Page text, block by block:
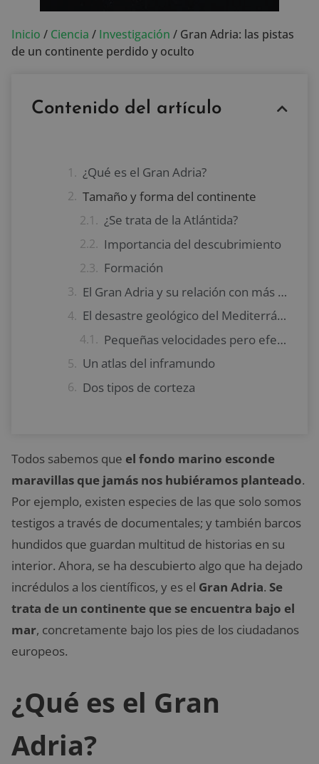
Inicio / Ciencia / Investigación / Gran Adria: las pistas
de un continente perdido y oculto
Contenido del artículo
¿Qué es el Gran Adria?
Tamaño y forma del continente
¿Se trata de la Atlántida?
Importancia del descubrimiento
Formación
El Gran Adria y su relación con más de treinta países
El desastre geológico del Mediterráneo
Pequeñas velocidades pero efectivas
Un atlas del inframundo
Dos tipos de corteza
Todos sabemos que el fondo marino esconde
maravillas que jamás nos hubiéramos planteado.
Por ejemplo, existen especies de las que solo somos
testigos a través de documentales; y también barcos
hundidos que guardan multitud de historias en su
interior. Ahora, se ha descubierto algo que ha dejado
incrédulos a los científicos, y es el Gran Adria. Se
trata de un continente que se encuentra bajo el
mar, concretamente bajo los pies de los ciudadanos
europeos.
¿Qué es el Gran
Adria?